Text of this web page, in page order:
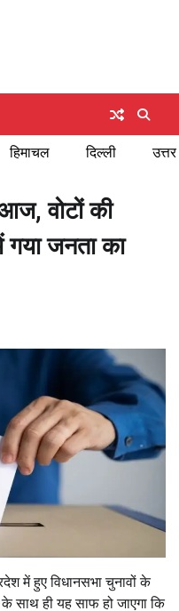
हिमाचल दिल्ली
वोटों की
जनता का
में हुए विधानसभा चुनावों के
साथ ही यह साफ हो जाएगा कि